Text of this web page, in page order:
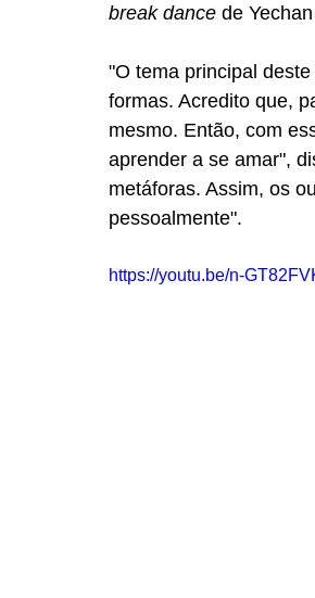
break dance de
"O tema principal
formas. Acredito que,
mesmo. Então, com
aprender a se amar",
metáforas. Assim, os
pessoalmente".
https://youtu.be/n-